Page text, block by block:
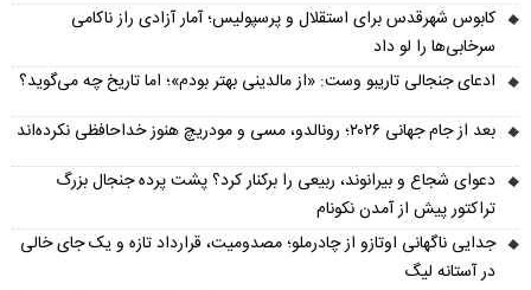
کابوس شهرقدس برای استقلال و پرسپولیس؛ آمار آزادی راز ناکامی
سرخابی‌ها را لو داد
ادعای جنجالی تاریبو وست: «از مالدینی بهتر بودم»؛ اما تاریخ چه می‌گوید؟
بعد از جام جهانی ۲۰۲۶؛ رونالدو، مسی و مودریچ هنوز خداحافظی نکرده‌اند
دعوای شجاع و بیرانوند، ربیعی را برکنار کرد؟ پشت پرده جنجال بزرگ
تراکتور پیش از آمدن نکونام
جدایی ناگهانی اوتازو از چادرملو؛ مصدومیت، قرارداد تازه و یک جای خالی
در آستانه لیگ